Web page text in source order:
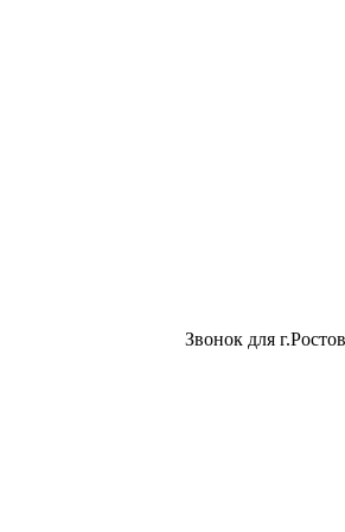
Звонок для